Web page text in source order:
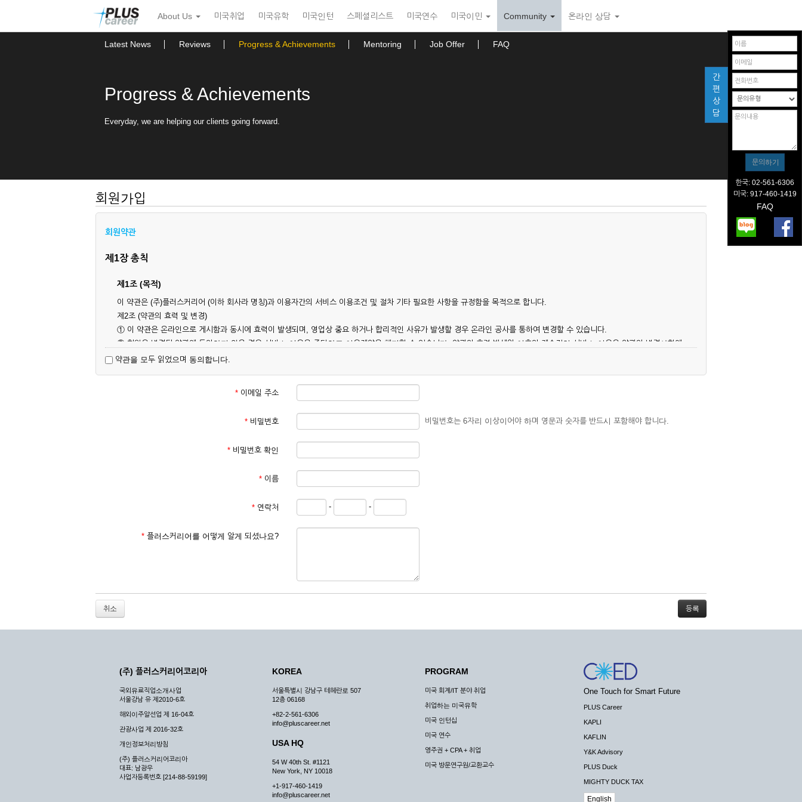
뉴
토
About Us 미국취업 미국유학 미국인턴 스페셜리스트 미국연수 미국이민 Community 온라인 상담
Latest News Reviews Progress & Achievements Mentoring Job Offer FAQ
Progress & Achievements
Everyday, we are helping our clients going forward.
회원가입
회원약관
제1장 총칙
제1조 (목적)
이 약관은 (주)플러스커리어 (이하 회사라 명칭)과 이용자간의 서비스 이용조건 및 절차 기타 필요한 사항을 규정함을 목적으로 합니다.
제2조 (약관의 효력 및 변경)
① 이 약관은 온라인으로 게시함과 동시에 효력이 발생되며, 영업상 중요 하거나 합리적인 사유가 발생할 경우 온라인 공사를 통하여 변경할 수 있습니다.
② 회원은 변경된 약관에 동의하지 않을 경우 서비스 이용을 중단하고 이용계약을 해지할 수 있습니다. 약관의 효력 발생일 이후의 계속적인 서비스 이용은 약관의 변경사항에
대해 동의한 것으로 간주됩니다.
제3조 (약관의 외 준칙)
이 약관에 명시되지 않은 사항은 회사의 공지, 이용안내 및 기타 관계법령의 규정에 따릅니다.
① 서비스 이용계약은 서비스 이용 희망자가 본 약관에 동의한 후 신청자의 실질 정보를 입력하여 회사에 신청하고 회사가 이를 심사, 승낙함으로써 성립하며, 회사는 신청자
② 회원가입시 입력한 ID는 변경할 수 없으며, 회원 1인당 한 개의 ID가 발급됩니다. 부득이한 경우로 인해 변경하고자 하는 경우에는 해당 아이디를 해지하고 재가입해야 합니
③ 회사는 아래의 각 호에 해당하는 이용자에 대하여는 가입을 거절하거나 취소할 수 있으며, 실명으로 등록하지 않은 자의 일체의 권리를 제한할 수 있습니다.
2. 개인정보를 허위로 기재하여 신청할 경우
8. 기타 회사가 정한 제반 사항을 위반하며 신청하는 경우
② 시스템 점검, 교체 및 고장, 기술적인 이유, 국가비상사태, 정전, 서비스 설비의 장애, 서비스 이용의 폭주 등의 정상적인 서비스가 불가능할 경우 회사는 사전 공지나 예고 없
③ 기타 회사는 서비스를 제공할 수 없는 합당한 사유가 발생한 경우
④ 회사는 제 2항 및 제 3항의 사유로 서비스의 제공이 일시적으로 중지됨으로 인해 이용자 또는 제 3자가 입은 손해에 대하여 배상하지 않습니다.
제3장 권리 및 의무
제6조 (회사의 의무)
① 회사는 특별한 사정이 없는 한 이용자가 신청한 후 즉시 서비스를 이용할 수 있도록 하고 계속적, 안정적으로 서비스를 제공할 수 있도록 최선의 노력을 다하여야 합니다.
② 회사는 이용자의 개인 신상 정보를 본인의 승낙 없이 타인에게 누설, 배포하여서는 안됩니다. 다만, 관계법령에 의하여 국가기관 등의 합법적인 요구가 있는 경우에는 해당
약관을 모두 읽었으며 동의합니다.
* 이메일 주소
* 비밀번호 비밀번호는 6자리 이상이어야 하며 영문과 숫자를 반드시 포함해야 합니다.
* 비밀번호 확인
* 이름
* 연락처 - -
* 플러스커리어를 어떻게 알게 되셨나요?
취소
간
편
상
담
한국: 02-561-6306
미국: 917-460-1419
FAQ
(주) 플러스커리어코리아
국외유료직업소개사업
서울강남 유 제2010-6호
해외이주알선업 제 16-04호
관광사업 제 2016-32호
개인정보처리방침
(주) 플러스커리어코리아
대표: 남광우
사업자등록번호 [214-88-59199]
KOREA
서울특별시 강남구 테헤란로 507
12층 06168
+82-2-561-6306
info@pluscareer.net
USA HQ
54 W 40th St. #1121
New York, NY 10018
+1-917-460-1419
info@pluscareer.net
PROGRAM
미국 회계/IT 분야 취업
취업하는 미국유학
미국 인턴십
미국 연수
영주권 + CPA + 취업
미국 방문연구원/교환교수
One Touch for Smart Future
PLUS Career
KAPLI
KAFLIN
Y&K Advisory
PLUS Duck
MIGHTY DUCK TAX
English